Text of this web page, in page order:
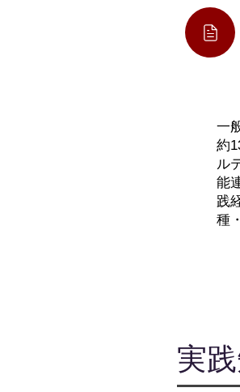
一
約
ル
能
践
種
実